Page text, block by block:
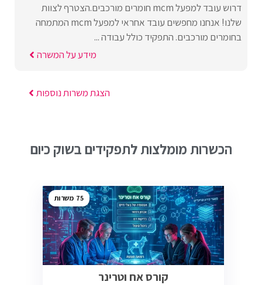
דרוש עובד למפעל mcm חומרים מורכבים.הצטרף לצוות
שלנו! אנחנו מחפשים עובד אחראי למפעל mcm המתמחה
בחומרים מורכבים. התפקיד כולל עבודה ...
מידע על המשרה
הצגת משרות נוספות
הכשרות מומלצות לתפקידים בשוק כיום
75
קורס אח וטרינר